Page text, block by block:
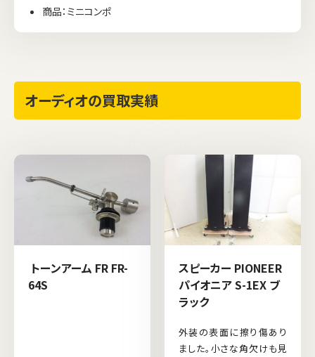
商品：ミニコンポ
オーディオの買取実績
トーンアーム FR FR-
64S
スピーカー PIONEER
パイオニア S-1EX ブ
ラック
外装の表面に擦り傷あり
ました。小さな角欠けも見